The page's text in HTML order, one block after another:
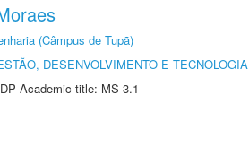
(Câmpus de Tupã)
DESENVOLVIMENTO E TECNOLOGIA
Academic title: MS-3.1